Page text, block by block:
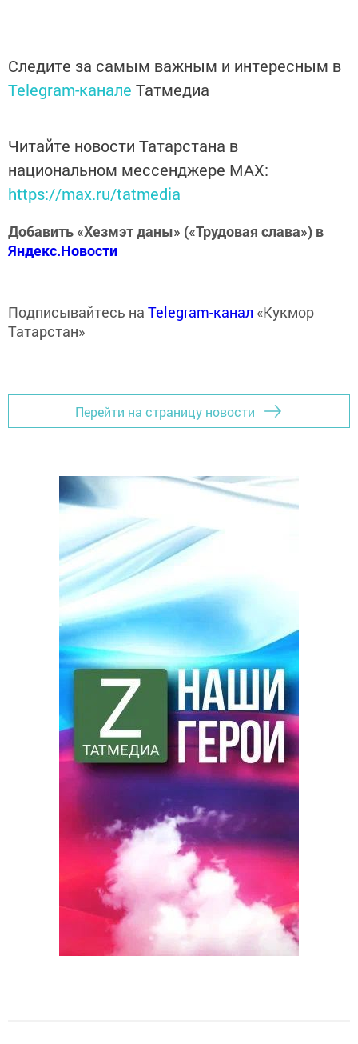
Следите за самым важным и интересным в
Telegram-канале Татмедиа
Читайте новости Татарстана в
национальном мессенджере MАХ:
https://max.ru/tatmedia
Добавить «Хезмэт даны» («Трудовая слава») в
Яндекс.Новости
Подписывайтесь на Telegram-канал «Кукмор
Татарстан»
Перейти на страницу новости